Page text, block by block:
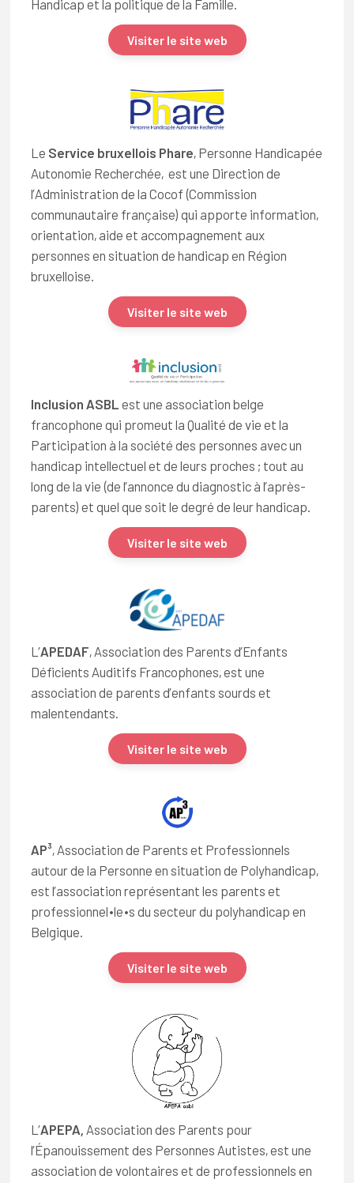
Handicap et la politique de la Famille.
Visiter le site web
Le Service bruxellois Phare, Personne Handicapée
Autonomie Recherchée, est une Direction de
l’Administration de la Cocof (Commission
communautaire française) qui apporte information,
orientation, aide et accompagnement aux
personnes en situation de handicap en Région
bruxelloise.
Visiter le site web
Inclusion ASBL est une association belge
francophone qui promeut la Qualité de vie et la
Participation à la société des personnes avec un
handicap intellectuel et de leurs proches ; tout au
long de la vie (de l’annonce du diagnostic à l’après-
parents) et quel que soit le degré de leur handicap.
Visiter le site web
L’APEDAF, Association des Parents d’Enfants
Déficients Auditifs Francophones, est une
association de parents d’enfants sourds et
malentendants.
Visiter le site web
AP³, Association de Parents et Professionnels
autour de la Personne en situation de Polyhandicap,
est l’association représentant les parents et
professionnel∙le∙s du secteur du polyhandicap en
Belgique.
Visiter le site web
L’APEPA, Association des Parents pour
l’Épanouissement des Personnes Autistes, est une
association de volontaires et de professionnels en